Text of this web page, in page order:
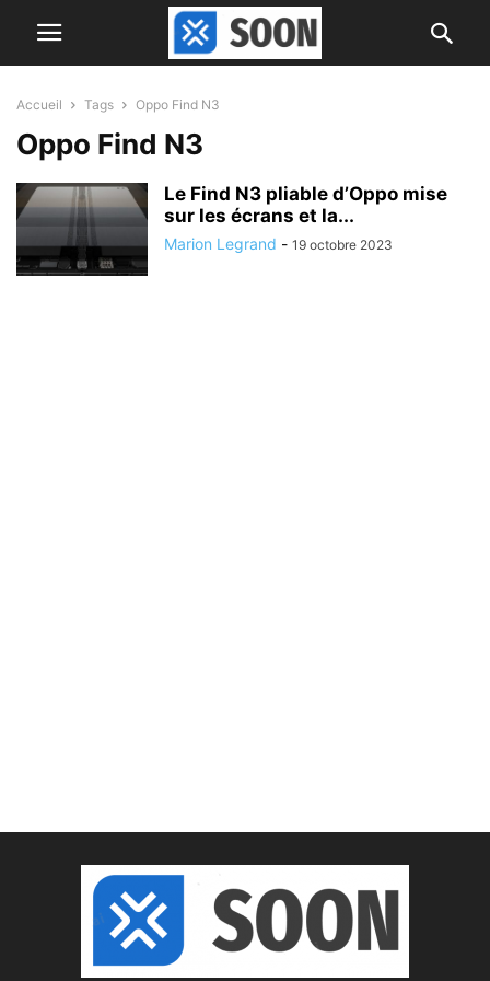
Accueil Tags Oppo Find N3
Oppo Find N3
Le Find N3 pliable d’Oppo mise
sur les écrans et la...
Marion Legrand - 19 octobre 2023